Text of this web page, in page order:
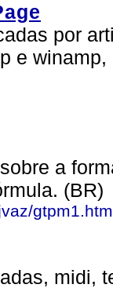
por
e
a
(BR)
gtpm1.htm
midi,